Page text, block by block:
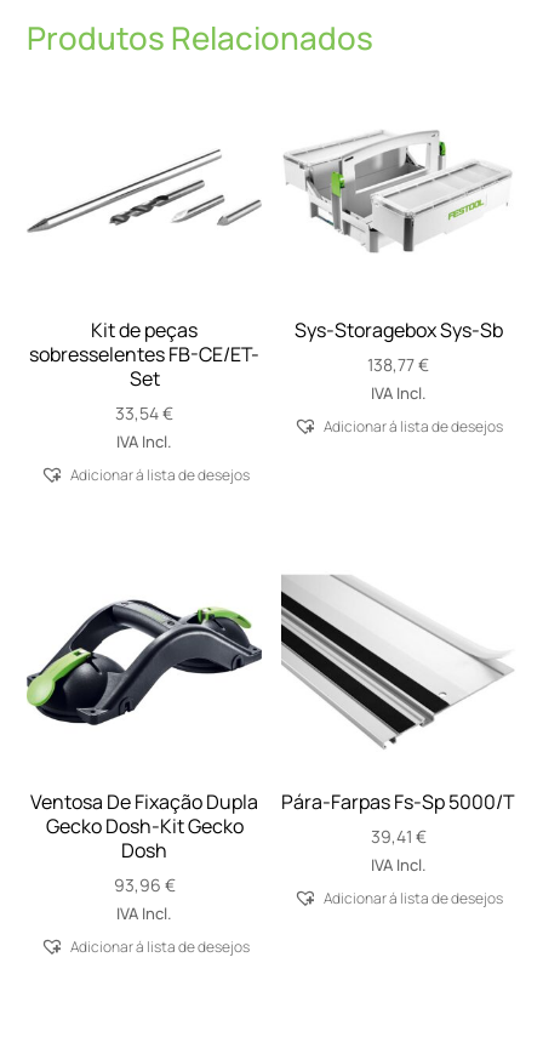
Produtos Relacionados
Kit de peças
sobresselentes FB-CE/ET-
Set
33,54€
IVA Incl.
Adicionar á lista de desejos
Sys-Storagebox Sys-Sb
138,77€
IVA Incl.
Adicionar á lista de desejos
Ventosa De Fixação Dupla
Gecko Dosh-Kit Gecko
Dosh
93,96 €
IVA Incl.
Adicionar á lista de desejos
Pára-Farpas Fs-Sp 5000/T
39,41 €
IVA Incl.
Adicionar á lista de desejos